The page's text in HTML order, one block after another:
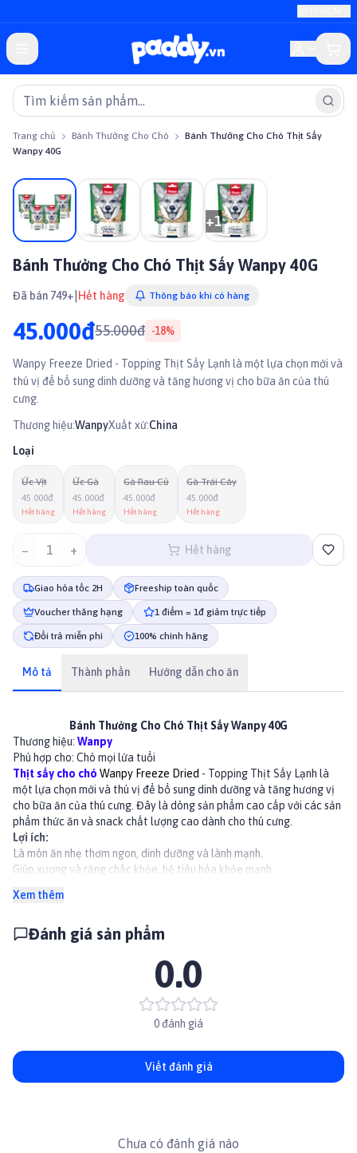
Trang chủ Bánh Thưởng Cho Chó
Bánh Thưởng Cho Chó Thịt Sấy
Wanpy 40G
Giảm giá
+1
Bánh Thưởng Cho Chó Thịt Sấy Wanpy 40G
Đã bán 749+ Hết hàng Thông báo khi có hàng
45.000đ55.000đ -18%
Wanpy Freeze Dried - Topping Thịt Sấy Lạnh là một lựa chọn mới và
thú vị để bổ sung dinh dưỡng và tăng hương vị cho bữa ăn của thú
cưng.
Thương hiệu:WanpyXuất xứ:China
Loại
Ức Vịt
45.000đ
Hết hàng
Ức Gà
45.000đ
Hết hàng
Gà Rau Củ
45.000đ
Hết hàng
Gà Trái Cây
45.000đ
Hết hàng
− 1 + Hết hàng
Giao hỏa tốc 2H Freeship toàn quốc
Voucher thăng hạng 1 điểm = 1đ giảm trực tiếp
Đổi trả miễn phí 100% chính hãng
Mô tả Thành phần Hướng dẫn cho ăn
Bánh Thưởng Cho Chó Thịt Sấy Wanpy 40G
Thương hiệu: Wanpy
Phù hợp cho: Chó mọi lứa tuổi
Thịt sấy cho chó Wanpy Freeze Dried - Topping Thịt Sấy Lạnh là
một lựa chọn mới và thú vị để bổ sung dinh dưỡng và tăng hương vị
cho bữa ăn của thú cưng. Đây là dòng sản phẩm cao cấp với các sản
phẩm thức ăn và snack chất lượng cao dành cho thú cưng.
Lợi ích:
Là món ăn nhẹ thơm ngon, dinh dưỡng và lành mạnh.
Giúp xương và răng chắc khỏe, hệ tiêu hóa khỏe mạnh.
Thành phần dinh dưỡng
Hướng dẫn sử dụng
Bạn có thể dùng snack cho chó để huấn luyện, khen thưởng, nuôi
dưỡng hoặc làm tráng miệng cho chú chó của bạn.
👉Xem thêm các sản phẩm khác tại
Paddy.vn
#snackcho #thucphamcho #snackthitchocho #wanpy #snackwanpy
#banhthuongcho #treatchocho #thucancho #
Xem thêm
Đánh giá sản phẩm
0.0
0 đánh giá
Viết đánh giá
Chưa có đánh giá nào